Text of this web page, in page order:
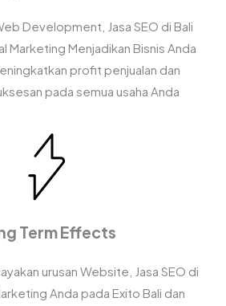
Development, Jasa SEO di Bali
Marketing Menjadikan Bisnis Anda
profit penjualan dan
pada semua usaha Anda
Term Effects
urusan Website, Jasa SEO di
Anda pada Exito Bali dan